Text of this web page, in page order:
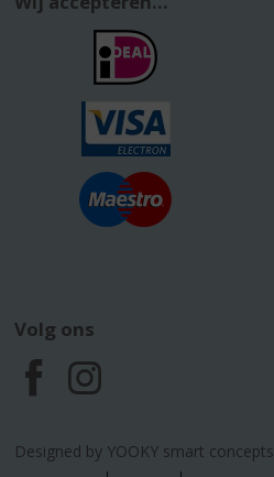
Volg ons
F
a
I
n
Designed by YOOKY smart concepts